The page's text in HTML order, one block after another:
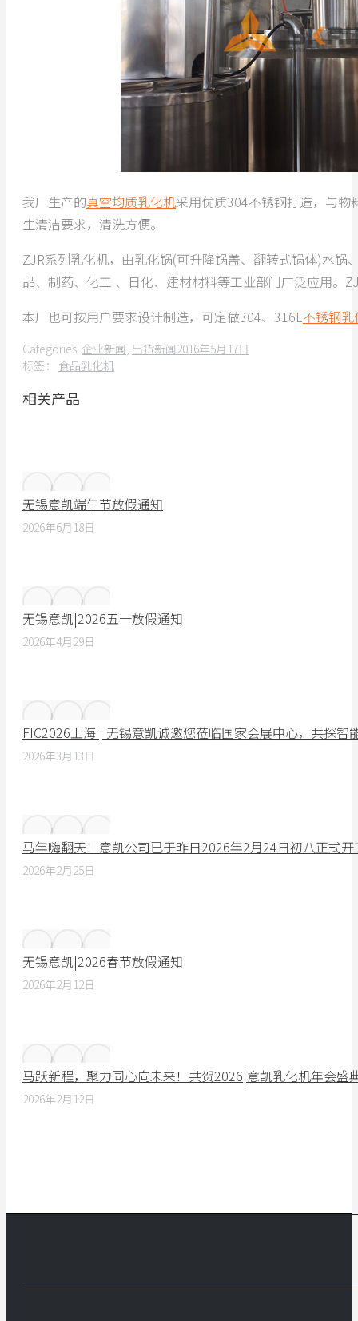
我厂生产的真空均质乳化机采用优质304不锈钢打造，与
生清洁要求，清洗方便。
ZJR系列乳化机，由乳化锅(可升降锅盖、翻转式锅体)水
品、制药、化工 、日化、建材材料等工业部门广泛应用。
本厂也可按用户要求设计制造，可定做304、316L不锈钢乳
Categories: 企业新闻, 出货新闻2016年5月17日
标签： 食品乳化机
相关产品
无锡意凯端午节放假通知
2026年6月18日
无锡意凯|2026五一放假通知
2026年4月29日
FIC2026上海 | 无锡意凯诚邀您莅临国家会展中心，共探智
2026年3月13日
马年嗨翻天！意凯公司已于昨日2026年2月24日初八正式
2026年2月25日
无锡意凯|2026春节放假通知
2026年2月12日
马跃新程，聚力同心向未来！共贺2026|意凯乳化机年会盛
2026年2月12日